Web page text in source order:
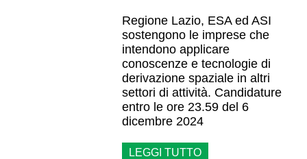
Regione Lazio, ESA ed ASI
sostengono le imprese che
intendono applicare
conoscenze e tecnologie di
derivazione spaziale in altri
settori di attività. Candidature
entro le ore 23.59 del 6
dicembre 2024
LEGGI TUTTO